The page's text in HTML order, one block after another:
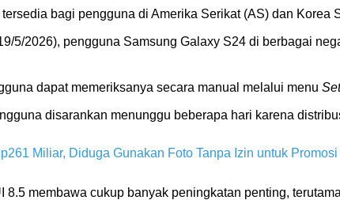
bagi pengguna di Amerika Serikat (AS) dan Korea
5/2026), pengguna Samsung Galaxy S24 di berbagai
dapat memeriksanya secara manual melalui menu
disarankan menunggu beberapa hari karena
Miliar, Diduga Gunakan Foto Tanpa Izin untuk
8.5 membawa cukup banyak peningkatan penting,